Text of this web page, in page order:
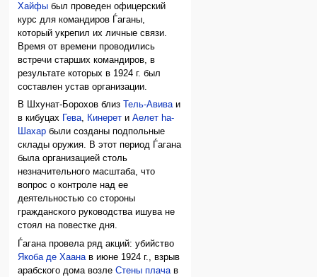
Хайфы был проведен офицерский
курс для командиров Ѓаганы,
который укрепил их личные связи.
Время от времени проводились
встречи старших командиров, в
результате которых в 1924 г. был
составлен устав организации.
В Шхунат-Борохов близ
Тель-Авиваи
в кибуцах
Гева, Кинерет иАелет hа-
Шахар были созданы подпольные
склады оружия. В этот период Ѓагана
была организацией столь
незначительного масштаба, что
вопрос о контроле над ее
деятельностью со стороны
гражданского руководства ишува не
стоял на повестке дня.
Ѓагана провела ряд акций: убийство
Якоба де Хаана в июне 1924 г., взрыв
арабского дома возлеСтены плача в